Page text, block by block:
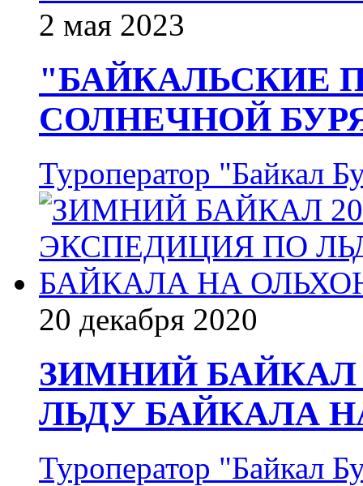
2 мая 2023
"БАЙКАЛЬСКИЕ
СОЛНЕЧНОЙ
Туроператор "Байкал
20 декабря 2020
ЗИМНИЙ БАЙКАЛ
ЛЬДУ БАЙКАЛА
Туроператор "Байкал